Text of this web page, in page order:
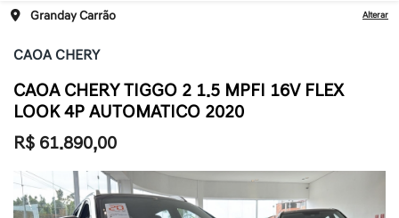
Granday Carrão Alterar
CAOA CHERY
CAOA CHERY TIGGO 2 1.5 MPFI 16V FLEX
LOOK 4P AUTOMATICO 2020
R$ 61.890,00